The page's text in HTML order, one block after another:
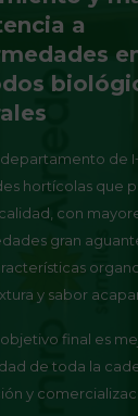
a
de
hortícolas que
con
gran
y sabor
final es
de toda la
y